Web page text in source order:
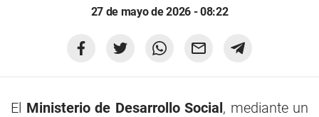
27 de mayo de 2026 - 08:22
El Ministerio de Desarrollo Social , mediante un